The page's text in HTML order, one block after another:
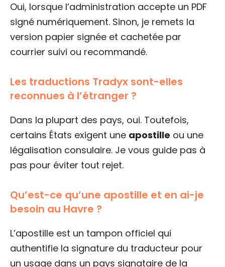
Oui, lorsque l’administration accepte un PDF
signé numériquement. Sinon, je remets la
version papier signée et cachetée par
courrier suivi ou recommandé.
Les traductions Tradyx sont-elles
reconnues à l’étranger ?
Dans la plupart des pays, oui. Toutefois,
certains États exigent une apostille ou une
légalisation consulaire. Je vous guide pas à
pas pour éviter tout rejet.
Qu’est-ce qu’une apostille et en ai-je
besoin au Havre ?
L’apostille est un tampon officiel qui
authentifie la signature du traducteur pour
un usage dans un pays signataire de la